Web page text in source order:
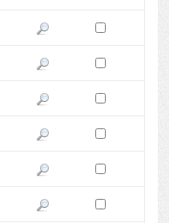
Pokaż podgląd wersji z dnia
Zaznacz wersję do
Pokaż podgląd wersji z dnia
Zaznacz wersję do
Pokaż podgląd wersji z dnia
Zaznacz wersję do
Pokaż podgląd wersji z dnia
Zaznacz wersję do
Pokaż podgląd wersji z dnia
Zaznacz wersję do
Pokaż podgląd wersji z dnia
Zaznacz wersję do